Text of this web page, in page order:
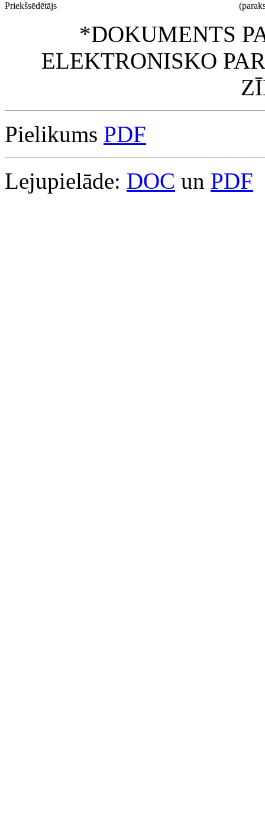
Priekšsēdētājs
*DOKUMENTS
ELEKTRONISKO
Pielikums PDF
Lejupielāde: DOC un PDF